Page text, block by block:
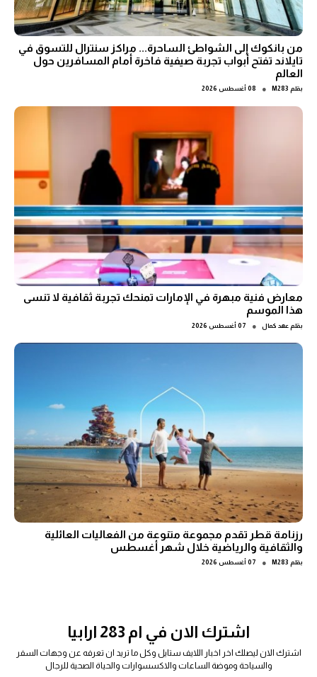
من بانكوك إلى الشواطئ الساحرة... مراكز سنترال للتسوق في
تايلاند تفتح أبواب تجربة صيفية فاخرة أمام المسافرين حول
العالم
بقلم M283
● 08 أغسطس 2026
معارض فنية مبهرة في الإمارات تمنحك تجربة ثقافية لا تنسى
هذا الموسم
بقلم عهد كمال ● 07 أغسطس 2026
رزنامة قطر تقدم مجموعة متنوعة من الفعاليات العائلية
والثقافية والرياضية خلال شهر أغسطس
بقلم M283
● 07 أغسطس 2026
اشترك الان في ام 283 ارابيا
اشترك الان ليصلك اخر اخبار اللايف ستايل وكل ما تريد ان تعرفه عن وجهات السفر
والسياحة وموضة الساعات والاكسسوارات والحياة الصحية للرجال